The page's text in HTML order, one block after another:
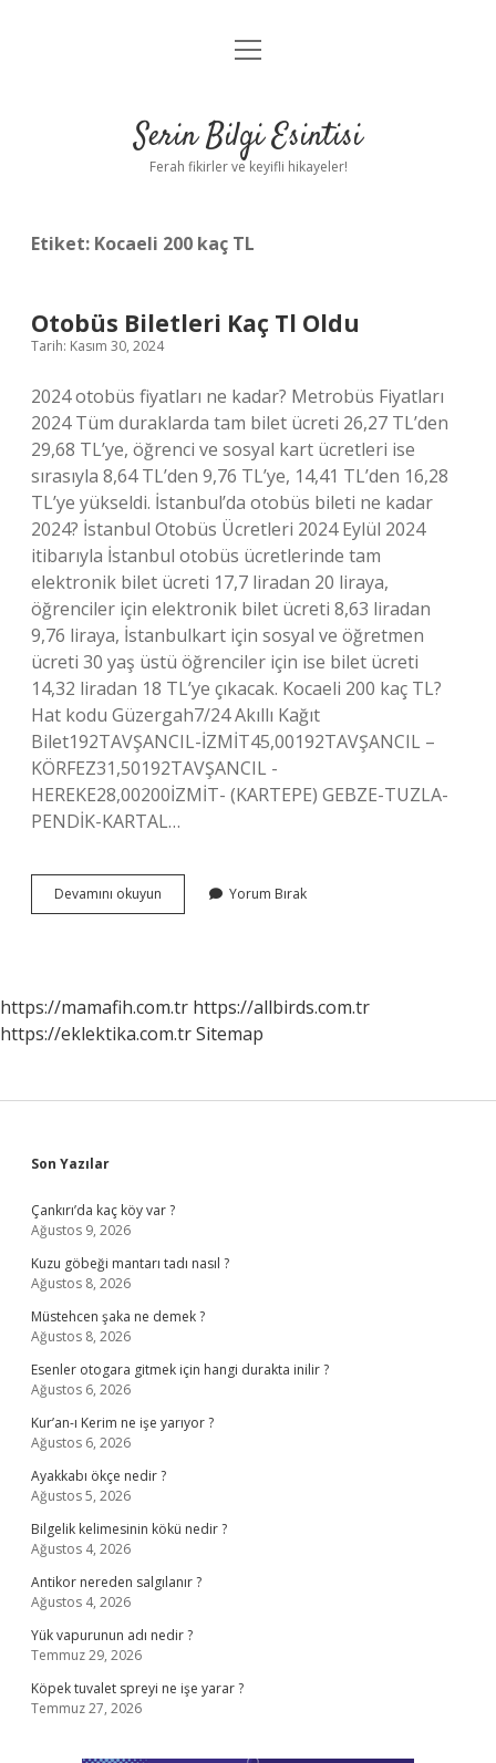
Anasayfa
Yasal Uyarı
menüyü
Serin Bilgi Esintisi
Ferah fikirler ve keyifli hikayeler!
Etiket: Kocaeli 200 kaç TL
Otobüs Biletleri Kaç Tl Oldu
Tarih: Kasım 30, 2024
2024 otobüs fiyatları ne kadar? Metrobüs Fiyatları
2024 Tüm duraklarda tam bilet ücreti 26,27 TL’den
29,68 TL’ye, öğrenci ve sosyal kart ücretleri ise
sırasıyla 8,64 TL’den 9,76 TL’ye, 14,41 TL’den 16,28
TL’ye yükseldi. İstanbul’da otobüs bileti ne kadar
2024? İstanbul Otobüs Ücretleri 2024 Eylül 2024
itibarıyla İstanbul otobüs ücretlerinde tam
elektronik bilet ücreti 17,7 liradan 20 liraya,
öğrenciler için elektronik bilet ücreti 8,63 liradan
9,76 liraya, İstanbulkart için sosyal ve öğretmen
ücreti 30 yaş üstü öğrenciler için ise bilet ücreti
14,32 liradan 18 TL’ye çıkacak. Kocaeli 200 kaç TL?
Hat kodu Güzergah7/24 Akıllı Kağıt
Bilet192TAVŞANCIL-İZMİT45,00192TAVŞANCIL –
KÖRFEZ31,50192TAVŞANCIL -
HEREKE28,00200İZMİT- (KARTEPE) GEBZE-TUZLA-
PENDİK-KARTAL…
Devamını okuyun
Biletleri
Yorum Bırak
https://mamafih.com.tr https://allbirds.com.tr
https://eklektika.com.trSitemap
Sidebar
Son Yazılar
Çankırı’da kaç köy var ?
Ağustos 9, 2026
Kuzu göbeği mantarı tadı nasıl ?
Ağustos 8, 2026
Müstehcen şaka ne demek ?
Ağustos 8, 2026
Esenler otogara gitmek için hangi durakta inilir ?
Ağustos 6, 2026
Kur’an-ı Kerim ne işe yarıyor ?
Ağustos 6, 2026
Ayakkabı ökçe nedir ?
Ağustos 5, 2026
Bilgelik kelimesinin kökü nedir ?
Ağustos 4, 2026
Antikor nereden salgılanır ?
Ağustos 4, 2026
Yük vapurunun adı nedir ?
Temmuz 29, 2026
Köpek tuvalet spreyi ne işe yarar ?
Temmuz 27, 2026